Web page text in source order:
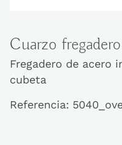
Cuarzo
Fregadero de acero
cubeta
Referencia: